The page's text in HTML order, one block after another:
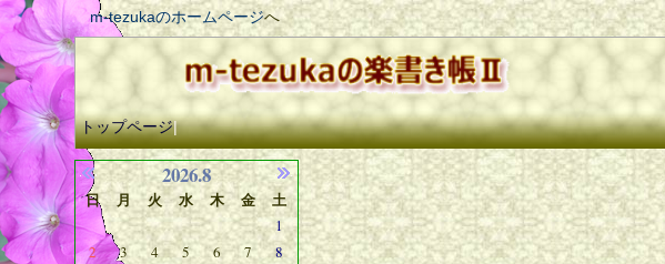
トップページ|
2026.8
日 月 火 水 木 金 土
1
2
3 4 5 6 7 8
m-tezukaのホームページへ